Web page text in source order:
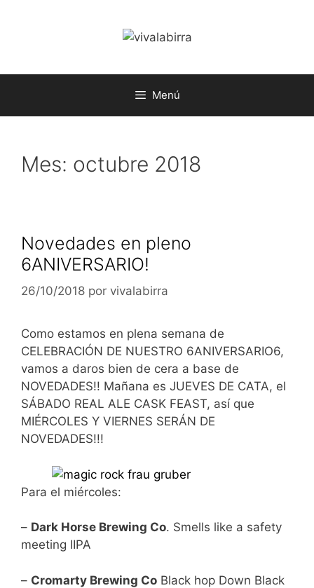
Menú
Mes: octubre 2018
Novedades en pleno
6ANIVERSARIO!
26/10/2018 por vivalabirra
Como estamos en plena semana de
CELEBRACIÓN DE NUESTRO 6ANIVERSARIO6,
vamos a daros bien de cera a base de
NOVEDADES!! Mañana es JUEVES DE CATA, el
SÁBADO REAL ALE CASK FEAST, así que
MIÉRCOLES Y VIERNES SERÁN DE
NOVEDADES!!!
Para el miércoles:
– Dark Horse Brewing Co. Smells like a safety
meeting IIPA
– Cromarty Brewing Co Black hop Down Black